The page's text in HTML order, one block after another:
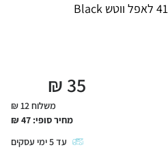
35
₪
משלוח 12 ₪
מחיר סופי: 47
₪
עד5ימי עסקים